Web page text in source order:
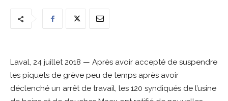
Laval, 24 juillet 2018 — Après avoir accepté de suspendre
les piquets de grève peu de temps après avoir
déclenché un arrêt de travail, les 120 syndiqués de l’usine